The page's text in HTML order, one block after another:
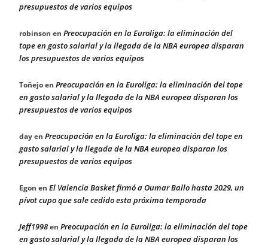
presupuestos de varios equipos
robinson en Preocupación en la Euroliga: la eliminación del
tope en gasto salarial y la llegada de la NBA europea disparan
los presupuestos de varios equipos
Toñejoen Preocupación en la Euroliga: la eliminación del tope
en gasto salarial y la llegada de la NBA europea disparan los
presupuestos de varios equipos
dayen Preocupación en la Euroliga: la eliminación del tope en
gasto salarial y la llegada de la NBA europea disparan los
presupuestos de varios equipos
Egon en El Valencia Basket firmó a Oumar Ballo hasta 2029, un
pívot cupo que sale cedido esta próxima temporada
Jeff1998en Preocupación en la Euroliga: la eliminación del tope
en gasto salarial y la llegada de la NBA europea disparan los